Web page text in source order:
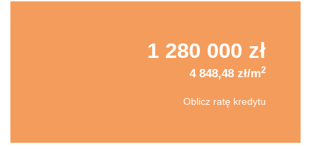
1 280 000 zł
4 848,48 zł/m2
Oblicz ratę kredytu